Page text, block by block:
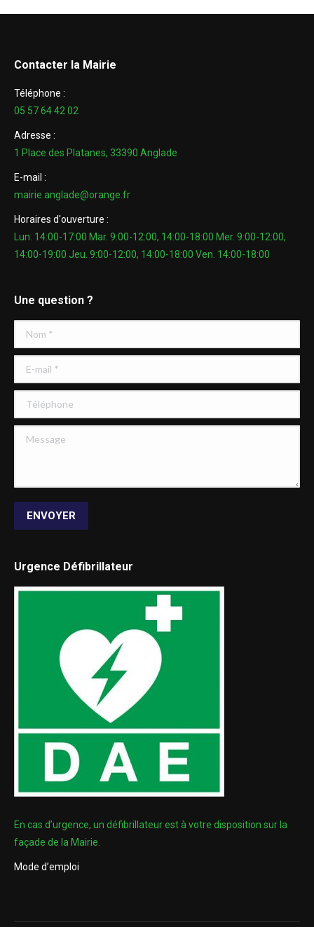
Contacter la Mairie
Téléphone :
05 57 64 42 02
Adresse :
1 Place des Platanes, 33390 Anglade
E-mail :
mairie.anglade@orange.fr
Horaires d'ouverture :
Lun. 14:00-17:00 Mar. 9:00-12:00, 14:00-18:00 Mer. 9:00-12:00,
14:00-19:00 Jeu. 9:00-12:00, 14:00-18:00 Ven. 14:00-18:00
Une question ?
Nom *
E-mail *
Téléphone
Message
ENVOYER
Urgence Défibrillateur
En cas d’urgence, un défibrillateur est à votre disposition sur la
façade de la Mairie.
Mode d’emploi